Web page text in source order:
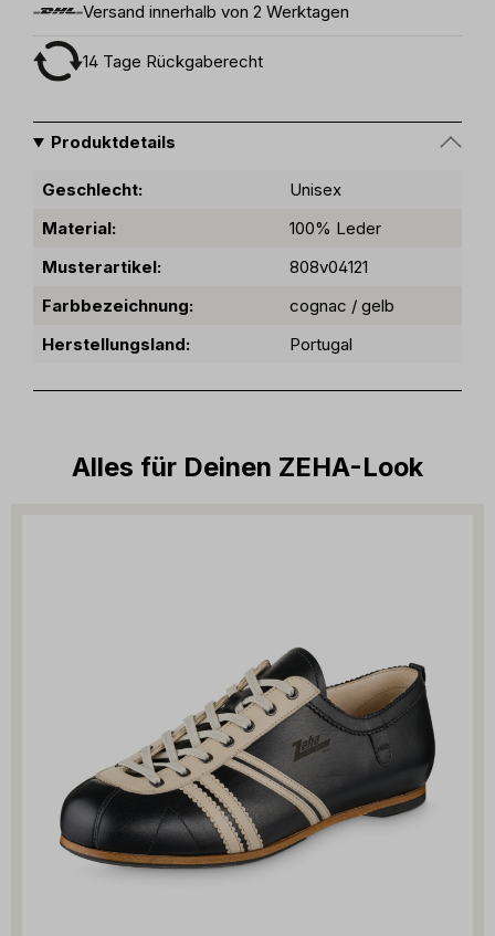
Versand innerhalb von 2 Werktagen
14 Tage Rückgaberecht
Produktdetails
Geschlecht:
Unisex
Material:
100% Leder
Musterartikel:
808v04121
Farbbezeichnung:
cognac / gelb
Herstellungsland:
Portugal
Alles für Deinen ZEHA-Look